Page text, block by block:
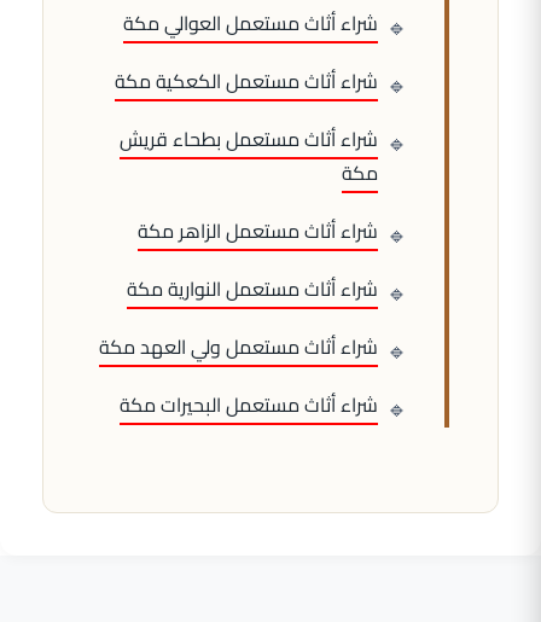
شراء أثاث مستعمل العوالي مكة
شراء أثاث مستعمل الكعكية مكة
شراء أثاث مستعمل بطحاء قريش
مكة
شراء أثاث مستعمل الزاهر مكة
شراء أثاث مستعمل النوارية مكة
شراء أثاث مستعمل ولي العهد مكة
شراء أثاث مستعمل البحيرات مكة